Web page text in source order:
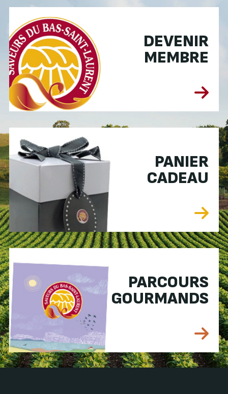
DEVENIR
MEMBRE
PANIER
CADEAU
PARCOURS
GOURMANDS